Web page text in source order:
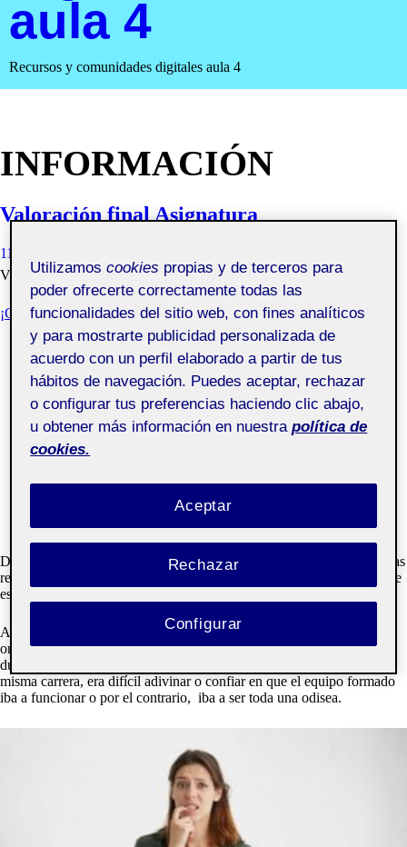
aula 4
Recursos y comunidades digitales aula 4
INFORMACIÓN
Valoración final Asignatura
11 ENERO, 2021
VISIBILIDAD: PÚBLICA
¡CERRAMOS Y DIFUNDIMOS EL PROYECTO!
Después de trabajar duro durante este semestre llega el momento de las
reflexiones respecto a la asignatura y lo que he aprendido a lo largo de
esta experiencia.
Al principio me infringía bastante respeto realizar una colaboración
online y asíncrona concompañer@sque no conocía. Aunque sin
duda compartimos gustos e inquietudes puesto que estudiamos la
misma carrera, era difícil adivinar o confiar en que el equipo formado
iba a funcionar o por el contrario, iba a ser toda una odisea.
Utilizamoscookies propias y de terceros para
poder ofrecerte correctamente todas las
funcionalidades del sitio web, con fines analíticos
y para mostrarte publicidad personalizada de
acuerdo con un perfil elaborado a partir de tus
hábitos de navegación. Puedes aceptar, rechazar
o configurar tus preferencias haciendo clic abajo,
u obtener más información en nuestra política de
cookies.
Rechazar
Aceptar
Configurar